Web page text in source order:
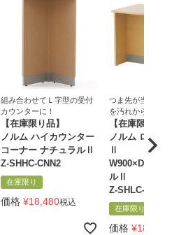
組み合わせてＬ字型の受付
カウンターに！
【在庫限り品】
ノルム ハイカウンター
コーナー ナチュラルⅡ
Z-SHHC-CNN2
在庫限り
価格 ¥18,480税込
つま先が当たり
を汚れから守る
【在庫限り品】
ノルム ローカ
Ⅱ
W900×D600
ルⅡ
Z-SHLC-
在庫限り
価格 ¥18,150